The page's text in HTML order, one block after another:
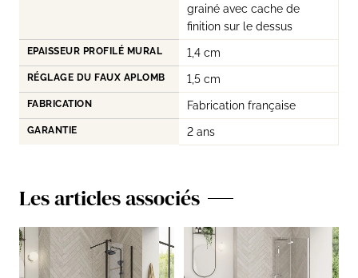
grainé avec cache de
finition sur le dessus
EPAISSEUR PROFILÉ MURAL 1,4 cm
RÉGLAGE DU FAUX APLOMB 1,5 cm
FABRICATION Fabrication française
GARANTIE 2 ans
Les articles associés